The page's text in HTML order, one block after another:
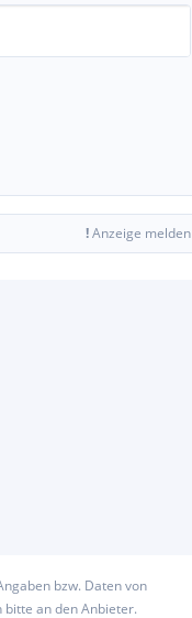
!Anzeige melden
bzw. Daten von
bitte an den Anbieter.